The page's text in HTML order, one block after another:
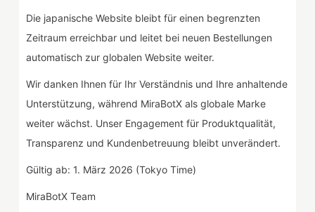
Die japanische Website bleibt für einen begrenzten
Zeitraum erreichbar und leitet bei neuen Bestellungen
automatisch zur globalen Website weiter.
Wir danken Ihnen für Ihr Verständnis und Ihre anhaltende
Unterstützung, während MiraBotX als globale Marke
weiter wächst. Unser Engagement für Produktqualität,
Transparenz und Kundenbetreuung bleibt unverändert.
Gültig ab: 1. März 2026 (Tokyo Time)
MiraBotX Team